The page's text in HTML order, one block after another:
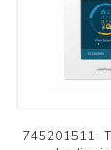
745201511: